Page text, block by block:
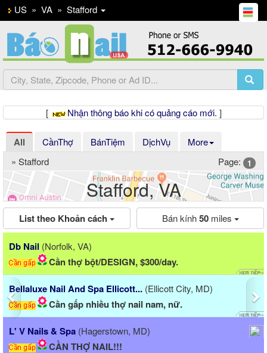
US » VA » Stafford
[ Nhận thông báo khi có quảng cáo mới. ]
All CầnThợ BánTiệm DịchVụ
More
» Stafford
Page: 1
Stafford, VA
List theo Khoản cách Bán kính50miles
City, MD)
nữ.
Cần Thợ Gấp
Db Nail (Norfolk, VA)
Cần thợ bột/DESIGN,
L' V Nails & Spa (Hagerstown, MD)
Previous